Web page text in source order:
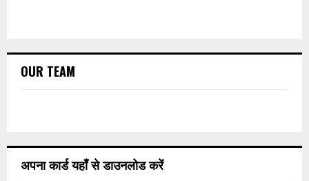
OUR TEAM
अपना कार्ड यहाँ से डाउनलोड करें